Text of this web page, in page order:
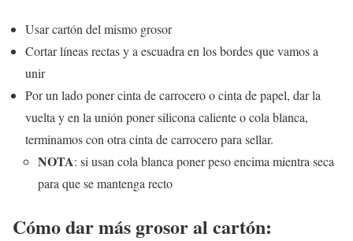
Usar cartón del mismo grosor
Cortar líneas rectas y a escuadra en los bordes que vamos a
unir
Por un lado poner cinta de carrocero o cinta de papel, dar la
vuelta y en la unión poner silicona caliente o cola blanca,
terminamos con otra cinta de carrocero para sellar.
NOTA: si usan cola blanca poner peso encima mientra seca
para que se mantenga recto
Cómo dar más grosor al cartón: